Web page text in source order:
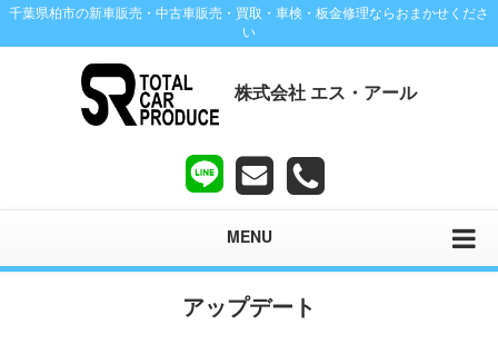
千葉県柏市の新車販売・中古車販売・買取・車検・板金修理ならおまかせくださ
い
株式会社 エス・アール
MENU
アップデート